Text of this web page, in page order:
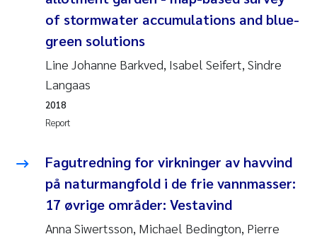
Veronica Sæther Eftevåg
Odd Arne Segtnan Skogan
Richard Garth James Bellerby
Espen Lund
of stormwater accumulations and blue-
green solutions
Line Johanne Barkved, Isabel Seifert, Sindre
Langaas
Report
2018
Fagutredning for virkninger av havvind
på naturmangfold i de frie vannmasser:
17 øvrige områder: Vestavind
Anna Siwertsson, Michael Bedington, Pierre